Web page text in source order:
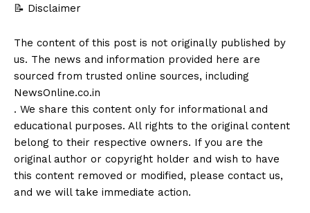
📝 Disclaimer
The content of this post is not originally published by
us. The news and information provided here are
sourced from trusted online sources, including
NewsOnline.co.in
. We share this content only for informational and
educational purposes. All rights to the original content
belong to their respective owners. If you are the
original author or copyright holder and wish to have
this content removed or modified, please contact us,
and we will take immediate action.